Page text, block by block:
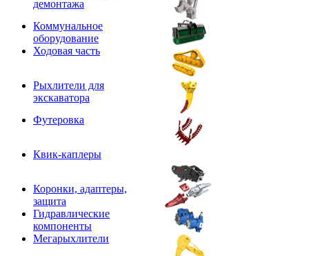
демонтажа
Коммунальное
оборудование
Ходовая часть
Рыхлители для
экскаватора
Футеровка
Квик-каплеры
Коронки, адаптеры,
защита
Гидравлические
компоненты
Мегарыхлители